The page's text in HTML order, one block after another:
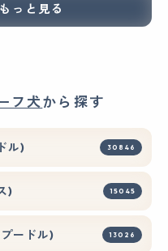
っと見る
フ犬から探す
ル) 30846
) 15045
ードル) 13026